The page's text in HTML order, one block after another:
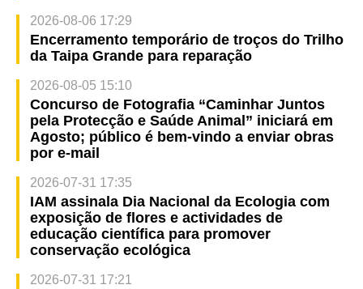
2026-08-06 17:29
Encerramento temporário de troços do Trilho
da Taipa Grande para reparação
2026-08-05 15:10
Concurso de Fotografia “Caminhar Juntos
pela Protecção e Saúde Animal” iniciará em
Agosto; público é bem-vindo a enviar obras
por e-mail
2026-07-31 17:35
IAM assinala Dia Nacional da Ecologia com
exposição de flores e actividades de
educação científica para promover
conservação ecológica
2026-07-31 17:21